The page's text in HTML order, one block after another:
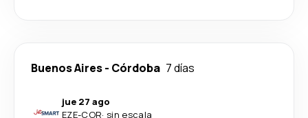
Buenos Aires- Córdoba 7 días
jue 27 ago
EZE-COR· sin escala